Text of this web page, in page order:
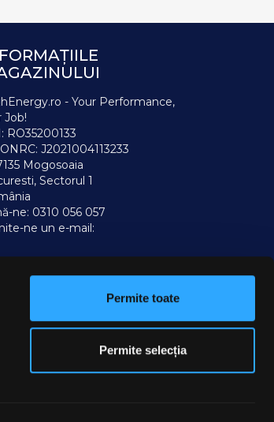
Permite toate
Permite selecția
- Your Performance,
Job!
RO35200133
J2021004113233
Mogosoaia
Sectorul 1
ne: 0310 056 057
ne un e-mail: